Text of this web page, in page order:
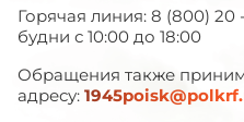
Горячая линия: 8 (800) 20
будни с 10:00 до 18:00
Обращения также
адресу: